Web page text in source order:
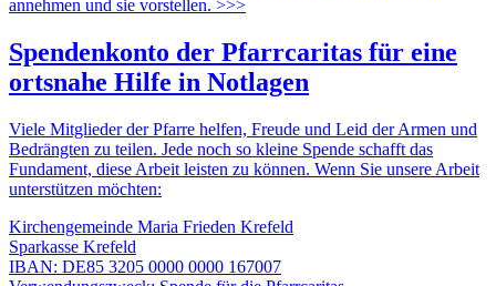
annehmen und sie vorstellen. >>>
Spendenkonto der Pfarrcaritas für eine
ortsnahe Hilfe in Notlagen
Viele Mitglieder der Pfarre helfen, Freude und Leid der Armen und
Bedrängten zu teilen. Jede noch so kleine Spende schafft das
Fundament, diese Arbeit leisten zu können. Wenn Sie unsere Arbeit
unterstützen möchten:
Kirchengemeinde Maria Frieden Krefeld
Sparkasse Krefeld
IBAN: DE85 3205 0000 0000 167007